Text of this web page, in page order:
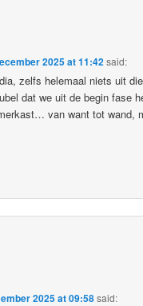
2025 at 11:42said:
zelfs helemaal niets uit
dat we uit de begin fase
van want tot wand,
2025 at 09:58said: